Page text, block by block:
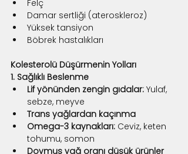
Felç
Damar sertliği (ateroskleroz)
Yüksek tansiyon
Böbrek hastalıkları
Kolesterolü Düşürmenin Yolları
1. Sağlıklı Beslenme
Lif yönünden zengin gıdalar: Yulaf,
sebze, meyve
Trans yağlardan kaçınma
Omega-3 kaynakları: Ceviz, keten
tohumu, somon
Doymuş yağ oranı düşük ürünler